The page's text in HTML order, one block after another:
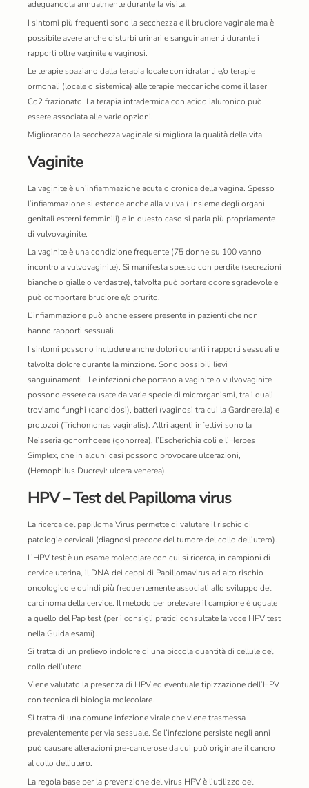
adeguandola annualmente durante la visita.
I sintomi più frequenti sono la secchezza e il bruciore vaginale ma è
possibile avere anche disturbi urinari e sanguinamenti durante i
rapporti oltre vaginite e vaginosi.
Le terapie spaziano dalla terapia locale con idratanti e/o terapie
ormonali (locale o sistemica) alle terapie meccaniche come il laser
Co2 frazionato. La terapia intradermica con acido ialuronico può
essere associata alle varie opzioni.
Migliorando la secchezza vaginale si migliora la qualità della vita
Vaginite
La vaginite è un’infiammazione acuta o cronica della vagina. Spesso
l’infiammazione si estende anche alla vulva ( insieme degli organi
genitali esterni femminili) e in questo caso si parla più propriamente
di vulvovaginite.
La vaginite è una condizione frequente (75 donne su 100 vanno
incontro a vulvovaginite). Si manifesta spesso con perdite (secrezioni
bianche o gialle o verdastre), talvolta può portare odore sgradevole e
può comportare bruciore e/o prurito.
L’infiammazione può anche essere presente in pazienti che non
hanno rapporti sessuali.
​I sintomi possono includere anche dolori duranti i rapporti sessuali e
talvolta dolore durante la minzione. Sono possibili lievi
sanguinamenti. Le infezioni che portano a vaginite o vulvovaginite
possono essere causate da varie specie di microrganismi, tra i quali
troviamo funghi (candidosi), batteri (vaginosi tra cui la Gardnerella) e
protozoi (Trichomonas vaginalis). Altri agenti infettivi sono la
Neisseria gonorrhoeae (gonorrea), l’Escherichia coli e l’Herpes
Simplex, che in alcuni casi possono provocare ulcerazioni,
(Hemophilus Ducreyi: ulcera venerea).
HPV – Test del Papilloma virus
La ricerca del papilloma Virus permette di valutare il rischio di
patologie cervicali (diagnosi precoce del tumore del collo dell’utero).
​L’HPV test è un esame molecolare con cui si ricerca, in campioni di
cervice uterina, il DNA dei ceppi di Papillomavirus ad alto rischio
oncologico e quindi più frequentemente associati allo sviluppo del
carcinoma della cervice. Il metodo per prelevare il campione è uguale
a quello del Pap test (per i consigli pratici consultate la voce HPV test
nella Guida esami).
Si tratta di un prelievo indolore di una piccola quantità di cellule del
collo dell’utero.
Viene valutato la presenza di HPV ed eventuale tipizzazione dell’HPV
con tecnica di biologia molecolare.
Si tratta di una comune infezione virale che viene trasmessa
prevalentemente per via sessuale. Se l’infezione persiste negli anni
può causare alterazioni pre-cancerose da cui può originare il cancro
al collo dell’utero.
La regola base per la prevenzione del virus HPV è l’utilizzo del